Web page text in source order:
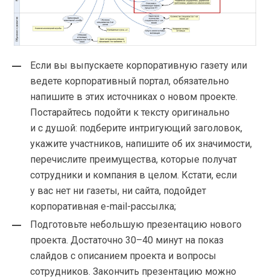
Если вы выпускаете корпоративную газету или
ведете корпоративный портал, обязательно
напишите в этих источниках о новом проекте.
Постарайтесь подойти к тексту оригинально
и с душой: подберите интригующий заголовок,
укажите участников, напишите об их значимости,
перечислите преимущества, которые получат
сотрудники и компания в целом. Кстати, если
у вас нет ни газеты, ни сайта, подойдет
корпоративная e-mail-рассылка;
Подготовьте небольшую презентацию нового
проекта. Достаточно 30–40 минут на показ
слайдов с описанием проекта и вопросы
сотрудников. Закончить презентацию можно